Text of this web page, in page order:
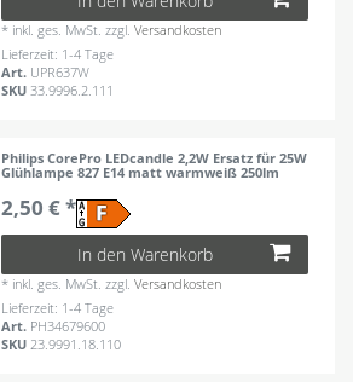
* inkl. ges. MwSt. zzgl.Versandkosten
Lieferzeit: 1-4 Tage
Art. UPR637W
SKU33.9996.2.111
Philips CorePro LEDcandle 2,2W Ersatz für 25W
Glühlampe 827 E14 matt warmweiß 250lm
2,50 € *
In den Warenkorb
* inkl. ges. MwSt. zzgl.Versandkosten
Lieferzeit: 1-4 Tage
Art. PH34679600
SKU23.9991.18.110